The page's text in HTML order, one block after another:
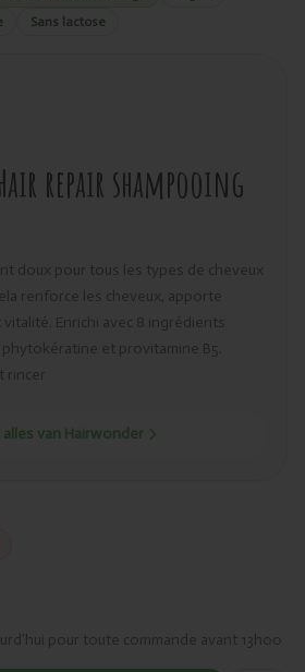
Sans lactose
repair shampooing
doux pour tous les types de cheveux
renforce les cheveux, apporte
Enrichi avec 8 ingrédients
et provitamine B5.
rincer
alles van Hairwonder
pour toute commande avant 13h00